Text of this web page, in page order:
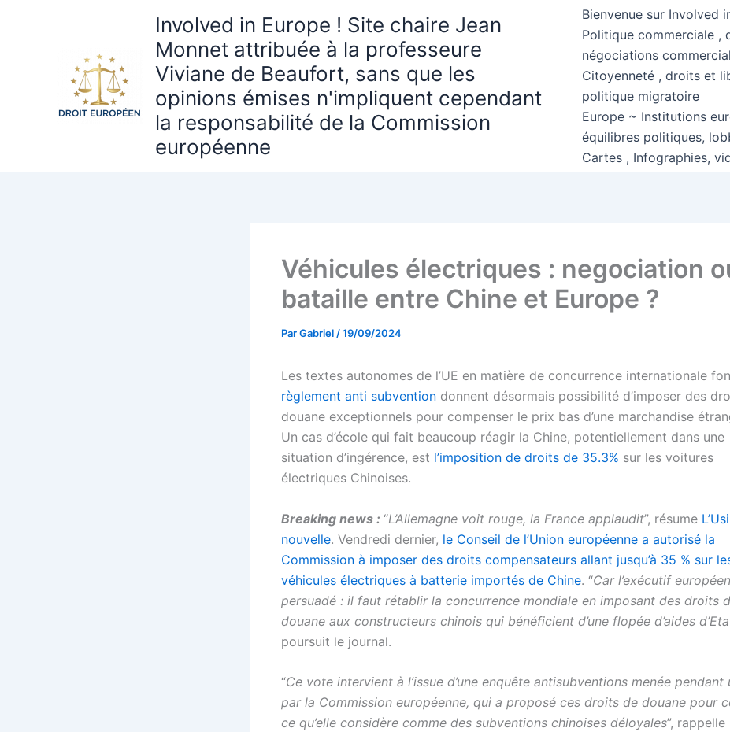
Involved in Europe ! Site chaire Jean
Monnet attribuée à la professeure
Viviane de Beaufort, sans que les
opinions émises n'impliquent cependant
la responsabilité de la Commission
européenne
Bienvenue sur Involved
Politique commerciale ,
négociations
Citoyenneté , droits et
politique migratoire
Europe ~ Institutions
équilibres politiques,
Cartes , Infographies,
Véhicules électriques : negociation
bataille entre Chine et Europe ?
ParGabriel /19/09/2024
Les textes autonomes de l’UE en matière de concurrence internationale
règlement anti subvention donnent désormais possibilité d’imposer des
douane exceptionnels pour compenser le prix bas d’une marchandise
Un cas d’école qui fait beaucoup réagir la Chine, potentiellement dans une
situation d’ingérence, est l’imposition de droits de 35.3% sur les voitures
électriques Chinoises.
Breaking news : “L’Allemagne voit rouge, la France applaudit”, résume
nouvelle. Vendredi dernier, le Conseil de l’Union européenne a autorisé la
Commission à imposer des droits compensateurs allant jusqu’à 35 % sur
véhicules électriques à batterie importés de Chine. “Car l’exécutif
persuadé : il faut rétablir la concurrence mondiale en imposant des droits
douane aux constructeurs chinois qui bénéficient d’une flopée d’aides
poursuit le journal.
“Ce vote intervient à l’issue d’une enquête antisubventions menée pendant
par la Commission européenne, qui a proposé ces droits de douane pour
ce qu’elle considère comme des subventions chinoises déloyales”, rappelle